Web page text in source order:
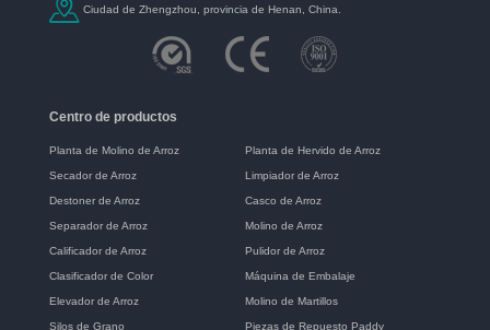
Ciudad de Zhengzhou, provincia de Henan, China.
Centro de productos
Planta de Molino de Arroz Planta de Hervido de Arroz
Secador de Arroz Limpiador de Arroz
Destoner de Arroz Casco de Arroz
Separador de Arroz Molino de Arroz
Calificador de Arroz Pulidor de Arroz
Clasificador de Color Máquina de Embalaje
Elevador de Arroz Molino de Martillos
Silos de Grano Piezas de Repuesto Paddy